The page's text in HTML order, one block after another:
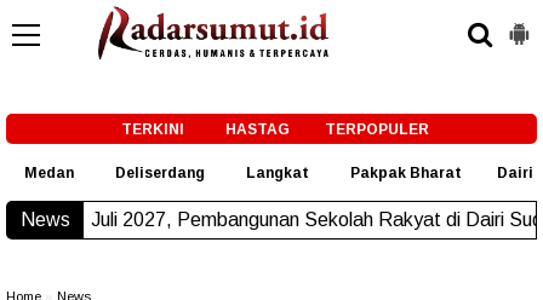
TERKINI HASTAG TERPOPULER
Medan Deliserdang Langkat Pakpak Bharat Dairi
News
Juli 2027, Pembangunan Sekolah Rakyat di Dairi Sudah
Home News